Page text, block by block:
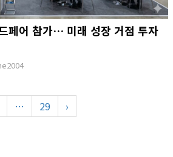
페어 참가… 미래 성장 거점 투자
… 29 ›